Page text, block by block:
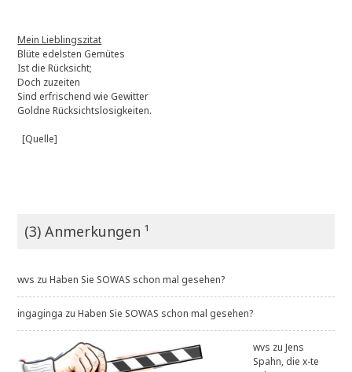
Mein Lieblingszitat
Blüte edelsten Gemütes
Ist die Rücksicht;
Doch zuzeiten
Sind erfrischend wie Gewitter
Goldne Rücksichtslosigkeiten.
[Quelle]
(3) Anmerkungen ¹
wvs zuHaben Sie SOWAS schon mal gesehen?
ingaginga zuHaben Sie SOWAS schon mal gesehen?
wvs zuJens
Spahn, die x-te